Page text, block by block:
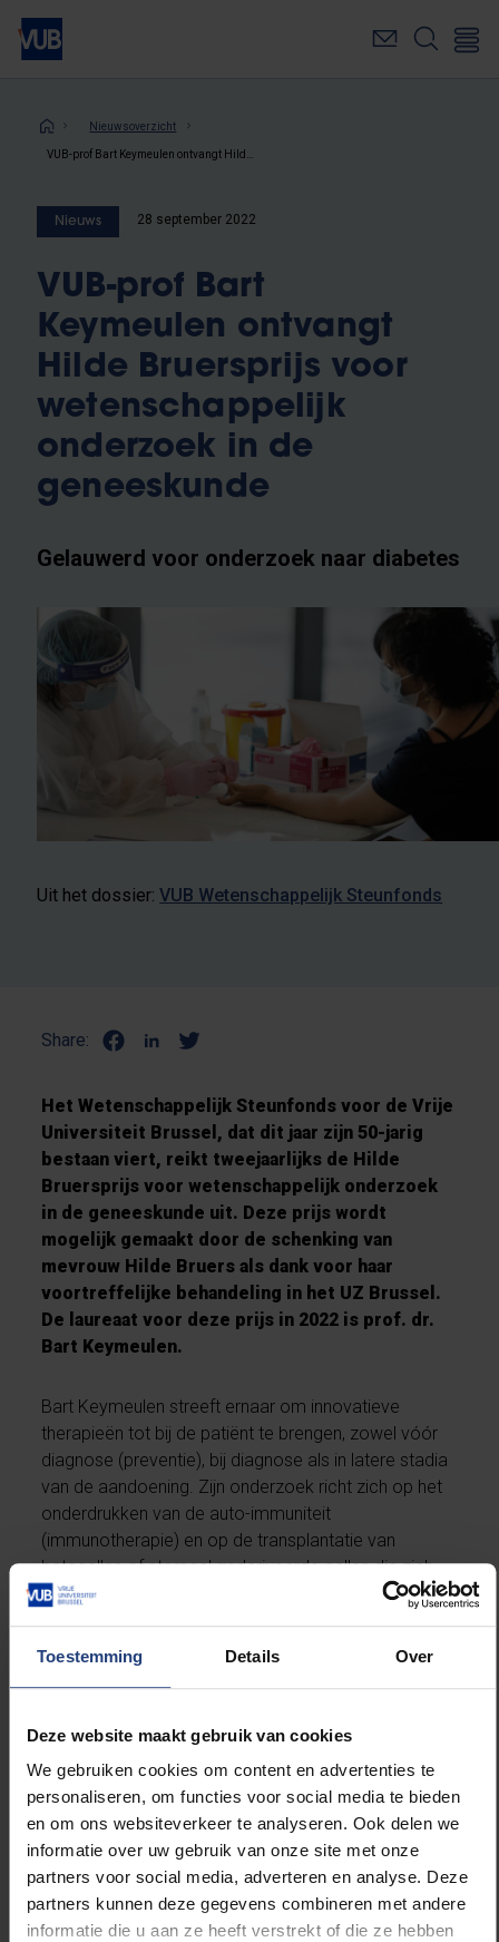
Toestemming Details Over
Deze website maakt gebruik van cookies
We gebruiken cookies om content en advertenties te
personaliseren, om functies voor social media te bieden
en om ons websiteverkeer te analyseren. Ook delen we
informatie over uw gebruik van onze site met onze
partners voor social media, adverteren en analyse. Deze
partners kunnen deze gegevens combineren met andere
informatie die u aan ze heeft verstrekt of die ze hebben
Overslaan
naar
inhoudKruimelpad
Nieuwsoverzicht
Nieuws 28 september 2022
VUB-prof Bart
Keymeulen ontvangt
Hilde Bruersprijs voor
wetenschappelijk
onderzoek in de
geneeskunde
Gelauwerd voor onderzoek naar diabetes
Uit het dossier: VUB Wetenschappelijk Steunfonds
Share:
Het Wetenschappelijk Steunfonds voor de Vrije
Universiteit Brussel, dat dit jaar zijn 50-jarig
bestaan viert, reikt tweejaarlijks de Hilde
Bruersprijs voor wetenschappelijk onderzoek
in de geneeskunde uit. Deze prijs wordt
mogelijk gemaakt door de schenking van
mevrouw Hilde Bruers als dank voor haar
voortreffelijke behandeling in het UZ Brussel.
De laureaat voor deze prijs in 2022 is prof. dr.
Bart Keymeulen.
Bart Keymeulen streeft ernaar om innovatieve
therapieën tot bij de patiënt te brengen, zowel vóór
diagnose (preventie), bij diagnose als in latere stadia
van de aandoening. Zijn onderzoek richt zich op het
onderdrukken van de auto-immuniteit
(immunotherapie) en op de transplantatie van
betacellen of stamcel gederiveerde cellen die zich
tot betacellen en glucagoncellen ontwikkelen.
Hij is als gewoon hoogleraar verbonden aan de
onderzoekscluster Diabetes, Transplantation and
Pathology. Hij is tevens erevoorzitter van de
Diabetesliga en erelid van de International Society of
Internal Medicine. In het UZ Brussel is hij
verantwoordelijk voor de geïntegreerde en
multidisciplinaire zorg van alle vormen van diabetes.
Hij specialiseerde zich in de behandeling van
patiënten met type 1 diabetes.